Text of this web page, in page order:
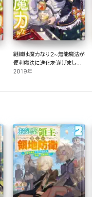
継続は魔力なり2~無能魔法が
便利魔法に進化を遂げました
~【電子書籍限定書き下ろし
2019年